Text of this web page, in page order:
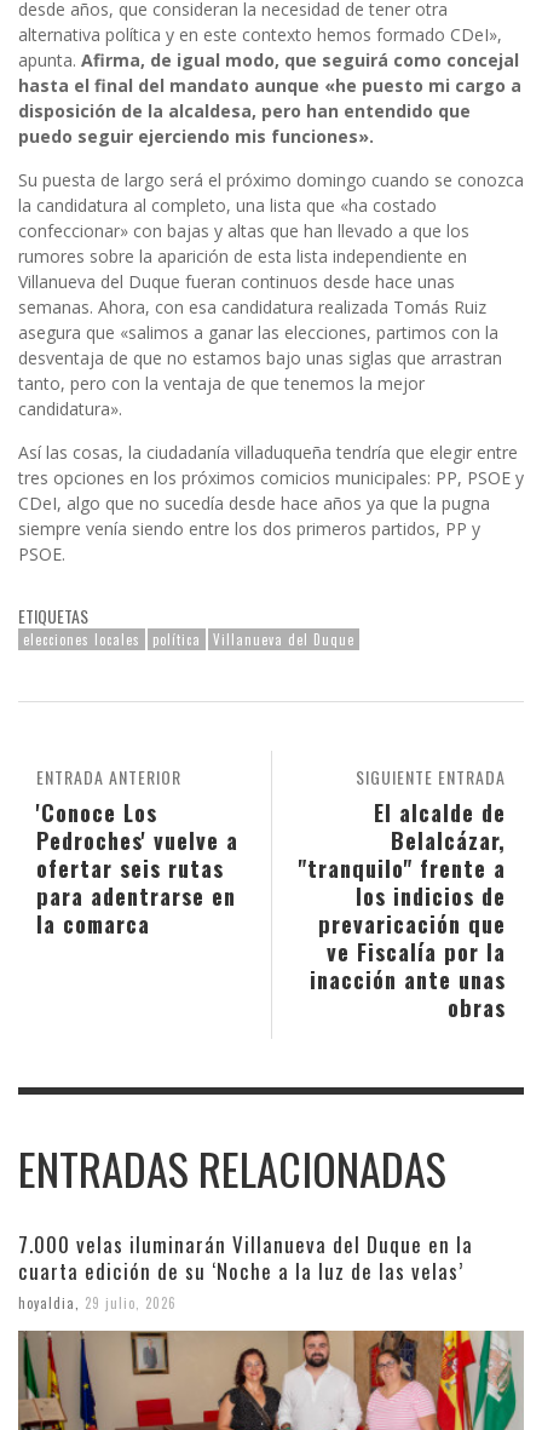
desde años, que consideran la necesidad de tener otra
alternativa política y en este contexto hemos formado CDeI»,
apunta. Afirma, de igual modo, que seguirá como concejal
hasta el final del mandato aunque «he puesto mi cargo a
disposición de la alcaldesa, pero han entendido que
puedo seguir ejerciendo mis funciones».
Su puesta de largo será el próximo domingo cuando se conozca
la candidatura al completo, una lista que «ha costado
confeccionar» con bajas y altas que han llevado a que los
rumores sobre la aparición de esta lista independiente en
Villanueva del Duque fueran continuos desde hace unas
semanas. Ahora, con esa candidatura realizada Tomás Ruiz
asegura que «salimos a ganar las elecciones, partimos con la
desventaja de que no estamos bajo unas siglas que arrastran
tanto, pero con la ventaja de que tenemos la mejor
candidatura».
Así las cosas, la ciudadanía villaduqueña tendría que elegir entre
tres opciones en los próximos comicios municipales: PP, PSOE y
CDeI, algo que no sucedía desde hace años ya que la pugna
siempre venía siendo entre los dos primeros partidos, PP y
PSOE.
ETIQUETAS
elecciones locales política Villanueva del Duque
SIGUIENTE ENTRADA
El alcalde de
Belalcázar,
"tranquilo" frente a
los indicios de
prevaricación que
ve Fiscalía por la
inacción ante unas
obras
ENTRADA ANTERIOR
'Conoce Los
Pedroches' vuelve a
ofertar seis rutas
para adentrarse en
la comarca
ENTRADAS RELACIONADAS
7.000 velas iluminarán Villanueva del Duque en la
cuarta edición de su ‘Noche a la luz de las velas’
hoyaldia 29 julio, 2026